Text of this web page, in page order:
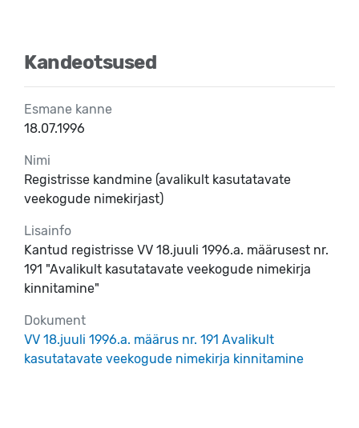
Kandeotsused
Esmane kanne
18.07.1996
Nimi
Registrisse kandmine (avalikult kasutatavate
veekogude nimekirjast)
Lisainfo
Kantud registrisse VV 18.juuli 1996.a. määrusest nr.
191 "Avalikult kasutatavate veekogude nimekirja
kinnitamine"
Dokument
VV 18.juuli 1996.a. määrus nr. 191 Avalikult
kasutatavate veekogude nimekirja kinnitamine